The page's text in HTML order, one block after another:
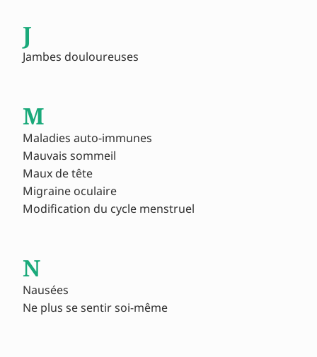
J
Jambes douloureuses
M
Maladies auto-immunes
Mauvais sommeil
Maux de tête
Migraine oculaire
Modification du cycle menstruel
N
Nausées
Ne plus se sentir soi-même